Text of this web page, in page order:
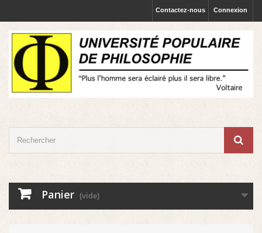
Connexion
Contactez-nous
Panier (vide)